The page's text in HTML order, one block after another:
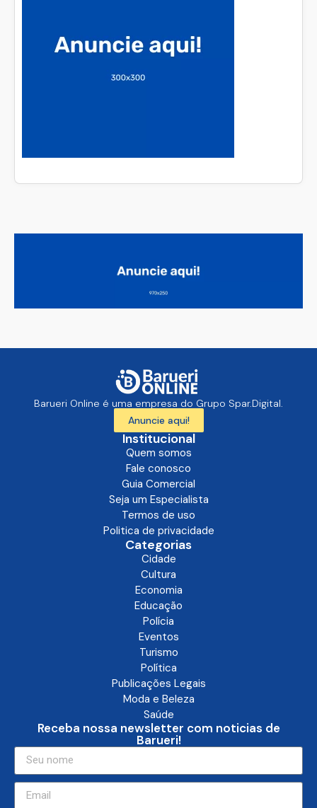
Barueri Online é uma empresa do Grupo Spar.Digital.
Anuncie aqui!
Institucional
Quem somos
Fale conosco
Guia Comercial
Seja um Especialista
Termos de uso
Politica de privacidade
Categorias
Cidade
Cultura
Economia
Educação
Polícia
Eventos
Turismo
Política
Publicações Legais
Moda e Beleza
Saúde
Receba nossa newsletter com noticias de
Barueri!